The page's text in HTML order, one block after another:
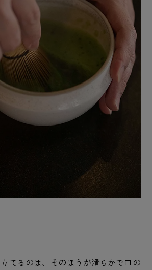
立てるのは、そのほうが滑らかで口の